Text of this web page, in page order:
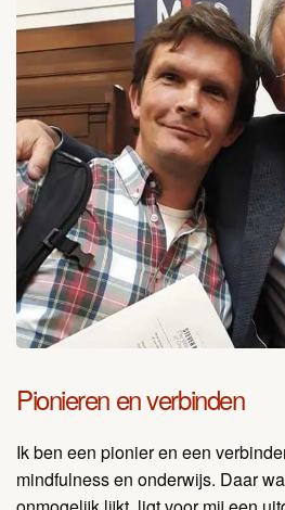
Pionieren en verbinden
Ik ben een pionier en een
mindfulness en onderwijs. Daar